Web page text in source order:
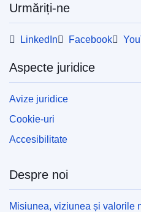
Urmăriți-ne
LinkedIn Facebook
Aspecte juridice
Avize juridice
Cookie-uri
Accesibilitate
Despre noi
Misiunea, viziunea și valorile